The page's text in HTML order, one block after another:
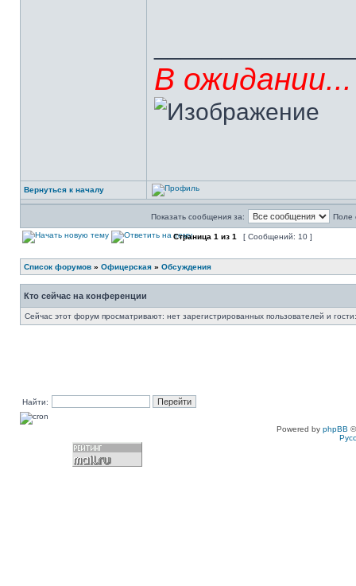
В ожидании...
Вернуться к началу
Показать сообщения за: Поле
Страница 1 из 1 [ Сообщений: 10 ]
Список форумов » Офицерская » Обсуждения
Кто сейчас на конференции
Сейчас этот форум просматривают: нет зарегистрированных пользователей и
Найти:
Powered by phpBB